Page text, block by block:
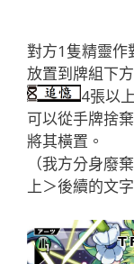
對方1隻精靈作
放置到牌組下方
4張以
可以從手牌捨
將其橫置。
（我方分身廢
上＞後續的文字